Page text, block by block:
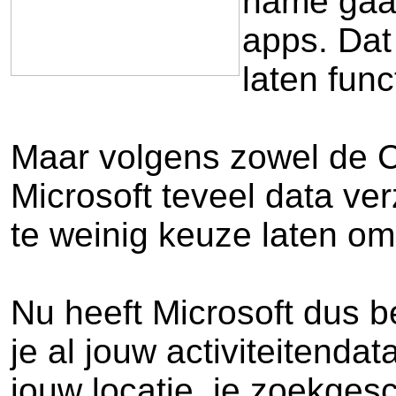
apps.
laten
Maar volgens zowel de
Microsoft teveel data
te weinig keuze laten
Nu heeft Microsoft dus
je al jouw